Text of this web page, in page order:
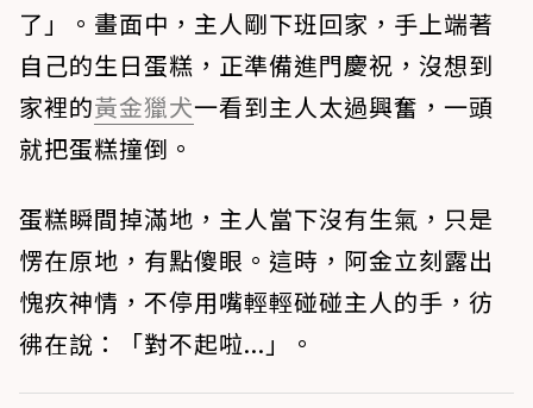
了」。畫面中，主人剛下班回家，手上端著
自己的生日蛋糕，正準備進門慶祝，沒想到
家裡的黃金獵犬一看到主人太過興奮，一頭
就把蛋糕撞倒。
蛋糕瞬間掉滿地，主人當下沒有生氣，只是
愣在原地，有點傻眼。這時，阿金立刻露出
愧疚神情，不停用嘴輕輕碰碰主人的手，彷
彿在說：「對不起啦...」。